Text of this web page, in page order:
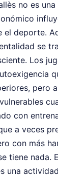
no es
el deporte.
se
Los
pero
con
a veces
con más
tiene nada.
una